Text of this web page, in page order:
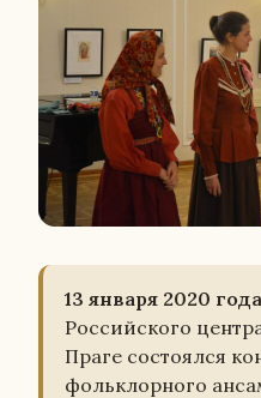
13 января 2020 года
Рос­сий­ско­го
Праге со­сто­ял­ся
фольк­лор­но­го